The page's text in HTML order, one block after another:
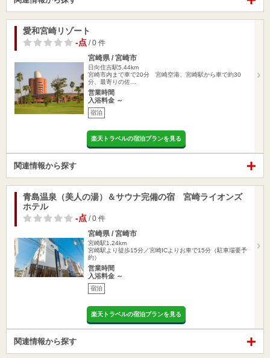
愛和宮崎リゾート
-点 / 0 件
宮崎県 / 宮崎市
日向住吉駅5.44km
宮崎市内まで車で20分 宮崎空港、宮崎駅から車で約30
分、最寄りの佐…
営業時間
入浴料金 ～
宿泊
楽天トラベルの宿泊プランを見る
関連情報から探す
青島温泉（美人の湯）＆サウナ完備の宿 宮崎ライオンズ
ホテル
-点 / 0 件
宮崎県 / 宮崎市
宮崎駅1.24km
宮崎駅より徒歩15分／宮崎ICよりお車で15分（駐車場要予
約）
営業時間
入浴料金 ～
宿泊
楽天トラベルの宿泊プランを見る
関連情報から探す